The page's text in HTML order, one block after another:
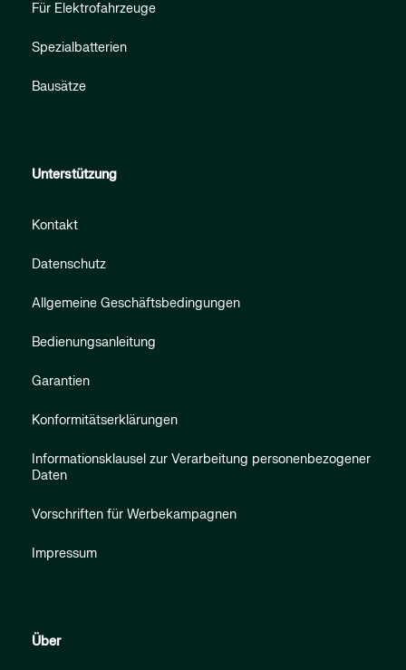
Für Elektrofahrzeuge
Spezialbatterien
Bausätze
Unterstützung
Kontakt
Datenschutz
Allgemeine Geschäftsbedingungen
Bedienungsanleitung
Garantien
Konformitätserklärungen
Informationsklausel zur Verarbeitung personenbezogener
Daten
Vorschriften für Werbekampagnen
Impressum
Über